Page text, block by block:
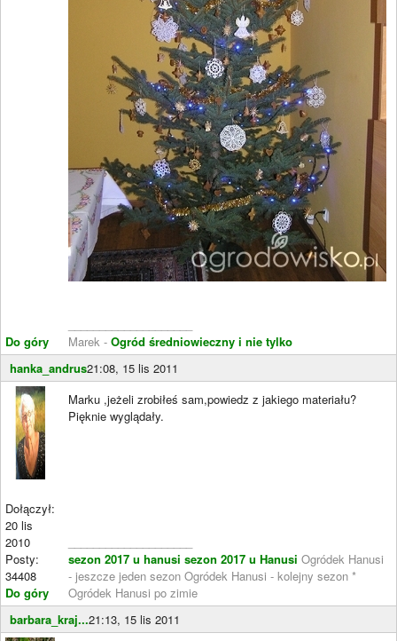
Do góry
Marek - Ogród średniowieczny i nie tylko
hanka_andrus21:08, 15 lis 2011
Dołączył:
20 lis
2010
Posty:
34408
Do góry
Marku ,jeżeli zrobiłeś sam,powiedz z jakiego materiału?
Pięknie wyglądały.
sezon 2017 u hanusi sezon 2017 u Hanusi Ogródek Hanusi
- jeszcze jeden sezon Ogródek Hanusi - kolejny sezon *
Ogródek Hanusi po zimie
barbara_kraj...21:13, 15 lis 2011